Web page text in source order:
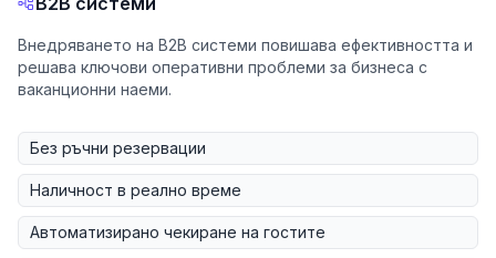
Внедряването на B2B системи повишава ефективността и
решава ключови оперативни проблеми за бизнеса с
ваканционни наеми.
Без ръчни резервации
Наличност в реално време
Автоматизирано чекиране на гостите